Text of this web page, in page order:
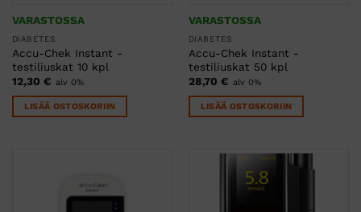
VARASTOSSA
DIABETES
Accu-Chek Instant -
testiliuskat 10 kpl
12,30 € alv 0%
LISÄÄ OSTOSKORIIN
VARASTOSSA
DIABETES
Accu-Chek Instant -
testiliuskat 50 kpl
28,70 € alv 0%
LISÄÄ OSTOSKORIIN